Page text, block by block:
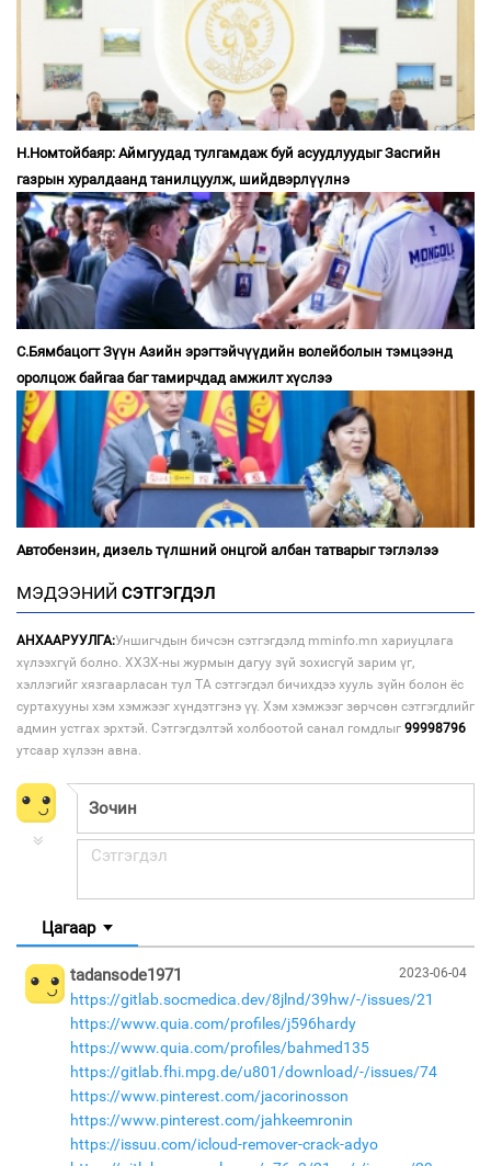
Н.Номтойбаяр: Аймгуудад тулгамдаж буй асуудлуудыг Засгийн
газрын хуралдаанд танилцуулж, шийдвэрлүүлнэ
С.Бямбацогт Зүүн Азийн эрэгтэйчүүдийн волейболын тэмцээнд
оролцож байгаа баг тамирчдад амжилт хүслээ
Автобензин, дизель түлшний онцгой албан татварыг тэглэлээ
МЭДЭЭНИЙ СЭТГЭГДЭЛ
АНХААРУУЛГА:Уншигчдын бичсэн сэтгэгдэлд mminfo.mn хариуцлага
хүлээхгүй болно. ХХЗХ-ны журмын дагуу зүй зохисгүй зарим үг,
хэллэгийг хязгаарласан тул ТА сэтгэгдэл бичихдээ хууль зүйн болон ёс
суртахууны хэм хэмжээг хүндэтгэнэ үү. Хэм хэмжээг зөрчсөн сэтгэгдлийг
админ устгах эрхтэй. Сэтгэгдэлтэй холбоотой санал гомдлыг 99998796
утсаар хүлээн авна.
Цагаар
2023-06-04
tadansode1971
https://gitlab.socmedica.dev/8jlnd/39hw/-/issues/21
https://www.quia.com/profiles/j596hardy
https://www.quia.com/profiles/bahmed135
https://gitlab.fhi.mpg.de/u801/download/-/issues/74
https://www.pinterest.com/jacorinosson
https://www.pinterest.com/jahkeemronin
https://issuu.com/icloud-remover-crack-adyo